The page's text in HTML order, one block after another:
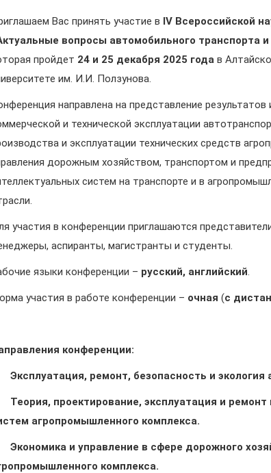
Вас принять участие в IV Всероссийской
вопросы автомобильного транспорта
пройдет 24 и 25 декабря 2025 года в
им. И.И. Ползунова.
направлена на представление
и технической эксплуатации
и эксплуатации технических средств
дорожным хозяйством, транспортом и
систем на транспорте и в
участия в конференции приглашаются
аспиранты, магистранты и студенты.
языки конференции – русский, английский.
участия в работе конференции – очная (с
конференции:
Эксплуатация, ремонт, безопасность и экология
Теория, проектирование, эксплуатация и
агропромышленного комплекса.
Экономика и управление в сфере дорожного
комплекса.